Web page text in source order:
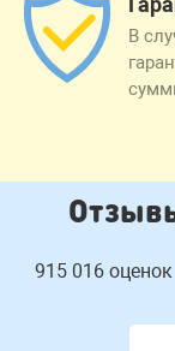
В
915 016 оценок